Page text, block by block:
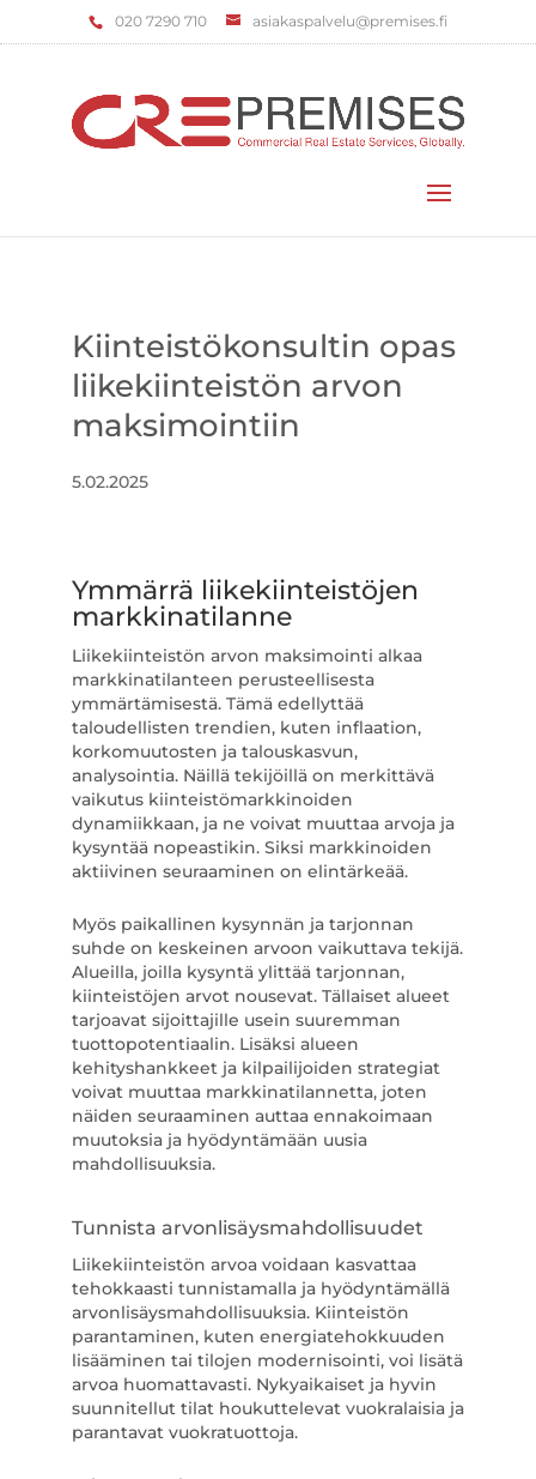
‌020 7290 710 asiakaspalvelu@premises.fi
Kiinteistökonsultin opas
liikekiinteistön arvon
maksimointiin
5.02.2025
Ymmärrä liikekiinteistöjen
markkinatilanne
Liikekiinteistön arvon maksimointi alkaa
markkinatilanteen perusteellisesta
ymmärtämisestä. Tämä edellyttää
taloudellisten trendien, kuten inflaation,
korkomuutosten ja talouskasvun,
analysointia. Näillä tekijöillä on merkittävä
vaikutus kiinteistömarkkinoiden
dynamiikkaan, ja ne voivat muuttaa arvoja ja
kysyntää nopeastikin. Siksi markkinoiden
aktiivinen seuraaminen on elintärkeää.
Myös paikallinen kysynnän ja tarjonnan
suhde on keskeinen arvoon vaikuttava tekijä.
Alueilla, joilla kysyntä ylittää tarjonnan,
kiinteistöjen arvot nousevat. Tällaiset alueet
tarjoavat sijoittajille usein suuremman
tuottopotentiaalin. Lisäksi alueen
kehityshankkeet ja kilpailijoiden strategiat
voivat muuttaa markkinatilannetta, joten
näiden seuraaminen auttaa ennakoimaan
muutoksia ja hyödyntämään uusia
mahdollisuuksia.
Tunnista arvonlisäysmahdollisuudet
Liikekiinteistön arvoa voidaan kasvattaa
tehokkaasti tunnistamalla ja hyödyntämällä
arvonlisäysmahdollisuuksia. Kiinteistön
parantaminen, kuten energiatehokkuuden
lisääminen tai tilojen modernisointi, voi lisätä
arvoa huomattavasti. Nykyaikaiset ja hyvin
suunnitellut tilat houkuttelevat vuokralaisia ja
parantavat vuokratuottoja.